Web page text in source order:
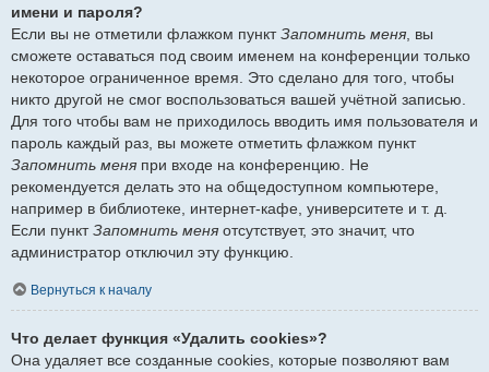
имени и пароля?
Если вы не отметили флажком пунктЗапомнить меня , вы
сможете оставаться под своим именем на конференции только
некоторое ограниченное время. Это сделано для того, чтобы
никто другой не смог воспользоваться вашей учётной записью.
Для того чтобы вам не приходилось вводить имя пользователя и
пароль каждый раз, вы можете отметить флажком пункт
Запомнить меня при входе на конференцию. Не
рекомендуется делать это на общедоступном компьютере,
например в библиотеке, интернет-кафе, университете и т. д.
Если пунктЗапомнить меня отсутствует, это значит, что
администратор отключил эту функцию.
Вернуться к началу
Что делает функция «Удалить cookies»?
Она удаляет все созданные cookies, которые позволяют вам